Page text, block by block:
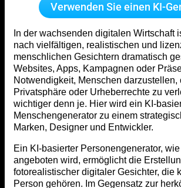
Verwenden Sie einen KI-
In der wachsenden digitalen Wirtschaft
nach vielfältigen, realistischen und
menschlichen Gesichtern dramatisch
Websites, Apps, Kampagnen oder
Notwendigkeit, Menschen darzustellen,
Privatsphäre oder Urheberrechte zu
wichtiger denn je. Hier wird ein KI-
Menschengenerator zu einem
Marken, Designer und Entwickler.
Ein KI-basierter Personengenerator,
angeboten wird, ermöglicht die
fotorealistischer digitaler Gesichter, die
Person gehören. Im Gegensatz zur